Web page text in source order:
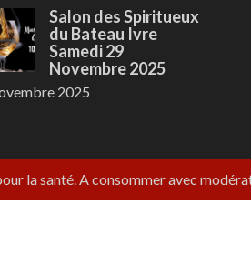
Salon des Spiritueux
du Bateau Ivre
Samedi 29
Novembre 2025
2025
la santé. A consommer avec